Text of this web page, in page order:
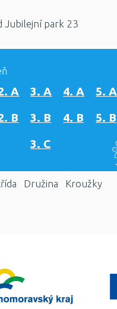
Jubilejní park 23
A
B
3. A
3. B
3. C
4. A
4. B
5. A
5. B
Družina Kroužky